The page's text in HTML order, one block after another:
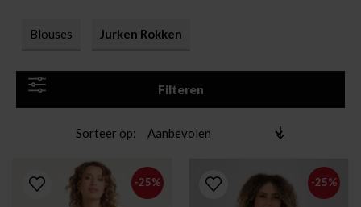
Blouses Jurken Rokken
Filteren
Sorteer op
-25% -25%